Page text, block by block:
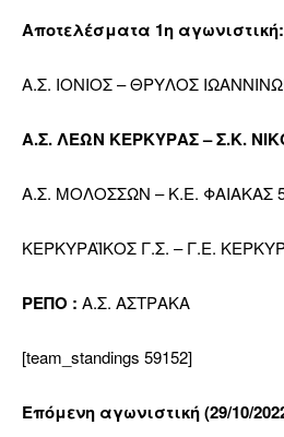
Αποτελέσματα 1η αγωνιστική:
Α.Σ. ΙΟΝΙΟΣ – ΘΡΥΛΟΣ
Α.Σ. ΛΕΩΝ ΚΕΡΚΥΡΑΣ – Σ.Κ.
Α.Σ. ΜΟΛΟΣΣΩΝ – Κ.Ε. ΦΑΙΑΚΑΣ
ΚΕΡΚΥΡΑΪΚΟΣ Γ.Σ. – Γ.Ε.
ΡΕΠΟ : Α.Σ. ΑΣΤΡΑΚΑ
[team_standings 59152]
Επόμενη αγωνιστική (29/10/